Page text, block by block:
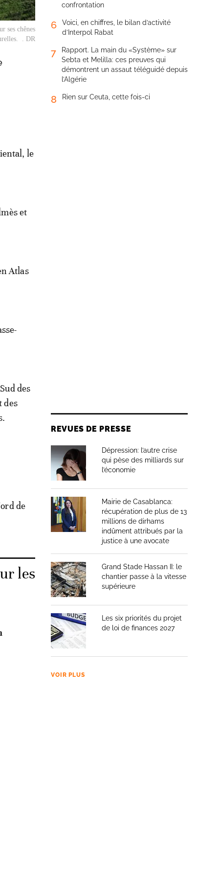
ses chênes
. DR
le
et
Atlas
des
des
de
les
confrontation
6
Voici, en chiffres, le bilan d’activité
d’Interpol Rabat
7
Rapport. La main du «Système» sur
Sebta et Melilla: ces preuves qui
démontrent un assaut téléguidé depuis
l’Algérie
8 Rien sur Ceuta, cette fois-ci
REVUES DE PRESSE
Dépression: l’autre crise
qui pèse des milliards sur
l’économie
Mairie de Casablanca:
récupération de plus de 13
millions de dirhams
indûment attribués par la
justice à une avocate
Grand Stade Hassan II: le
chantier passe à la vitesse
supérieure
Les six priorités du projet
de loi de finances 2027
VOIR PLUS